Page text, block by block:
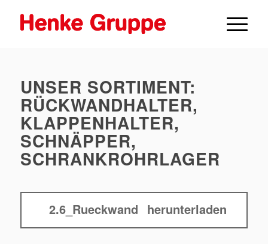
UNSER SORTIMENT:
RÜCKWANDHALTER,
KLAPPENHALTER,
SCHNÄPPER,
SCHRANKROHRLAGER
2.6_Rueckwand herunterladen